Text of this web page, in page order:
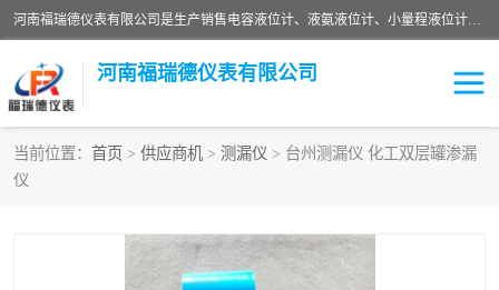
河南福瑞德仪表有限公司是生产销售电容液位计、液氨液位计、小量程液位计定制、智能锅炉水位计、液氮液位计等；并在产品开发、研制的过程中，吸取国内外仪器仪表的技术精华，建立了一支高、精、尖的科研开发队伍，使产品性能不断升级。
河南福瑞德仪表有限公司
当前位置： 首页 > 供应商机 > 测漏仪 > 台州测漏仪 化工双层罐渗漏
仪
流量传感器